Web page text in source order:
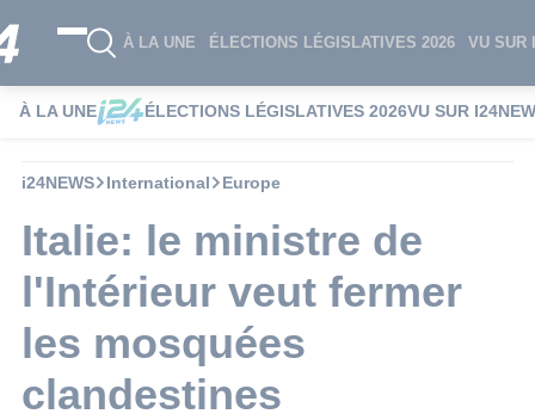
À LA UNE ÉLECTIONS LÉGISLATIVES 2026 VU SUR
À LA UNE ÉLECTIONS LÉGISLATIVES 2026VU SUR
i24NEWS International Europe
Italie: le ministre de
l'Intérieur veut fermer
les mosquées
clandestines